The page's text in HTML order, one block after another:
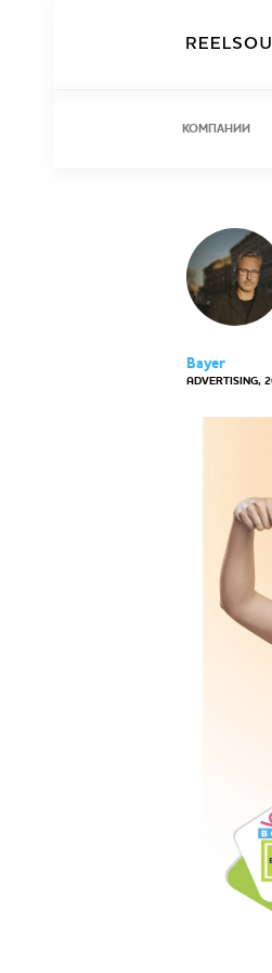
КОМПАНИИ
Bayer
ADVERTISING,